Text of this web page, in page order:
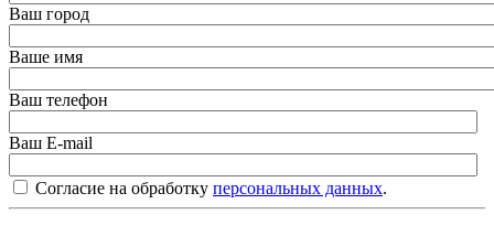
Ваш город
Ваше имя
Ваш телефон
Ваш E-mail
Согласие на обработку персональных данных.